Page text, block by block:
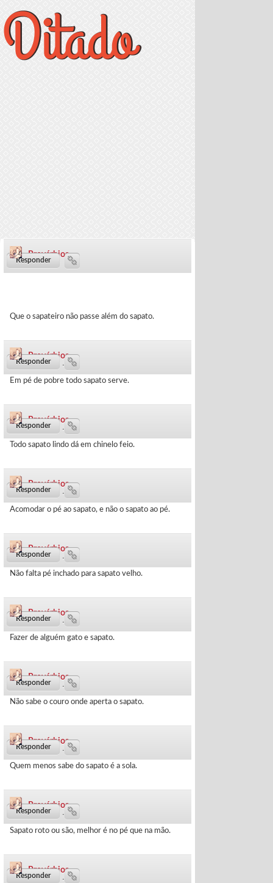
Provérbios
73 dias ·
Que o sapateiro não passe além do sapato.
Provérbios
208 dias ·
Em pé de pobre todo sapato serve.
Provérbios
215 dias ·
Todo sapato lindo dá em chinelo feio.
Provérbios
370 dias ·
Acomodar o pé ao sapato, e não o sapato ao pé.
Provérbios
465 dias ·
Não falta pé inchado para sapato velho.
Provérbios
478 dias ·
Fazer de alguém gato e sapato.
Provérbios
486 dias ·
Não sabe o couro onde aperta o sapato.
Provérbios
496 dias ·
Quem menos sabe do sapato é a sola.
Provérbios
831 dias ·
Sapato roto ou são, melhor é no pé que na mão.
Provérbios
842 dias ·